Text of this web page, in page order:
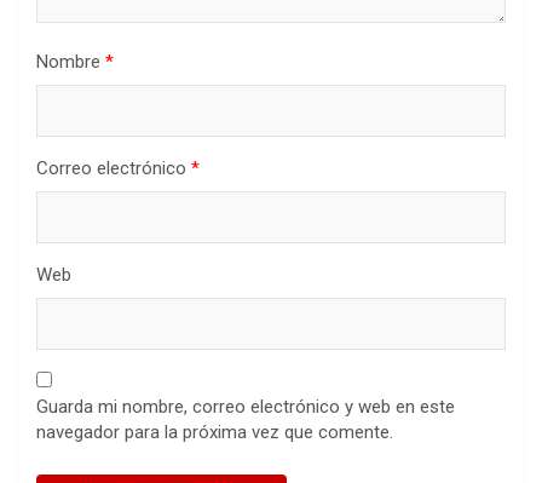
Nombre *
Correo electrónico *
Web
Guarda mi nombre, correo electrónico y web en este
navegador para la próxima vez que comente.